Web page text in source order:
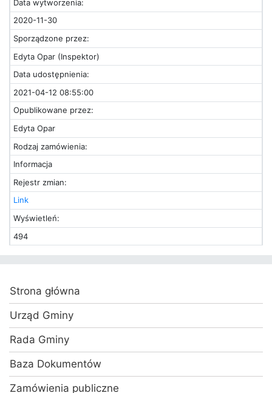
Data wytworzenia:
2020-11-30
Sporządzone przez:
Edyta Opar (Inspektor)
Data udostępnienia:
2021-04-12 08:55:00
Opublikowane przez:
Edyta Opar
Rodzaj zamówienia:
Informacja
Rejestr zmian:
Link
Wyświetleń:
494
Strona główna
Urząd Gminy
Rada Gminy
Baza Dokumentów
Zamówienia publiczne